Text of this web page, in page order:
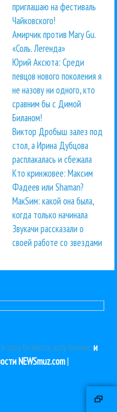
приглашаю на фестиваль
Чайковского!
Амирчик против Mary Gu.
«Соль. Легенда»
Юрий Аксюта: Среди
певцов нового поколения я
не назову ни одного, кто
сравним бы с Димой
Биланом!
Виктор Дробыш залез под
стол, а Ирина Дубцова
расплакалась и сбежала
Кто кринжовее: Максим
Фадеев или Shaman?
МакSим: какой она была,
когда только начинала
Звукачи рассказали о
своей работе со звездами
шоу бизнеса, шоу бизнеси
NEWSmuz.com|